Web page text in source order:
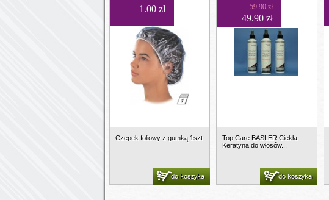
1.00 zł
Czepek foliowy z gumką 1szt
do koszyka
59.90 zł
49.90 zł
Top Care BASLER Ciekła
Keratyna do włosów...
do koszyka